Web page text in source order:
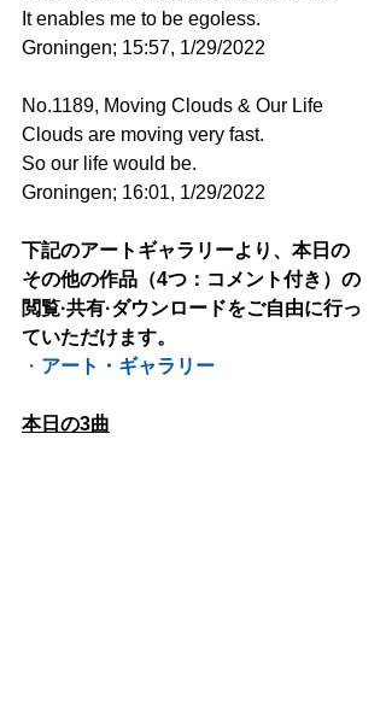
It enables me to be egoless.
Groningen; 15:57, 1/29/2022
No.1189, Moving Clouds & Our Life
Clouds are moving very fast.
So our life would be.
Groningen; 16:01, 1/29/2022
下記のアートギャラリーより、本日の
その他の作品（4つ：コメント付き）の
閲覧·共有·ダウンロードをご自由に行っ
ていただけます。
・ アート・ギャラリー
本日の3曲